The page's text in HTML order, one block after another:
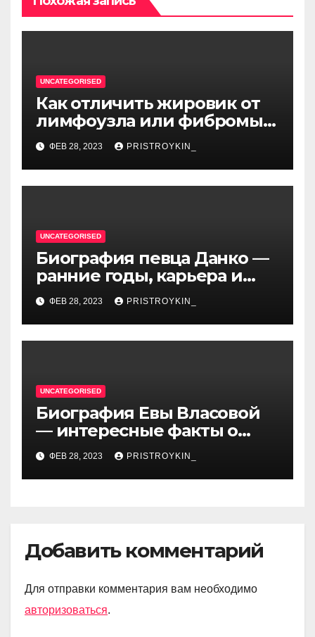
UNCATEGORISED
Как отличить жировик от
лимфоузла или фибромы
мягких тканей или
гемангиомы
ФЕВ 28, 2023 PRISTROYKIN_
UNCATEGORISED
Биография певца Данко —
ранние годы, карьера и
личная жизнь — все, что вы
хотели знать о
талантливом артисте
ФЕВ 28, 2023 PRISTROYKIN_
UNCATEGORISED
Биография Евы Власовой
— интересные факты о
личной жизни популярной
исполнительницы
ФЕВ 28, 2023 PRISTROYKIN_
Добавить комментарий
Для отправки комментария вам необходимо
авторизоваться.